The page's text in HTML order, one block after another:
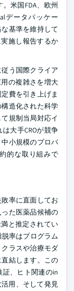
米国FDA、欧州
データパッケー
基準を維持して
施し報告するか
う国際クライア
の複雑さを増大
費を引き上げま
造化された科学
規制当局対応イ
大手CROが競争
小規模のプロバ
的な取り組みで
率に直面してお
た医薬品候補の
と推定されてい
率はプログラム
ラスや治療モダ
結します。この
、ヒト関連のin
用、そして発見